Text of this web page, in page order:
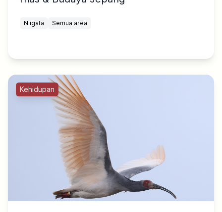
Niigata Semua area
Kehidupan